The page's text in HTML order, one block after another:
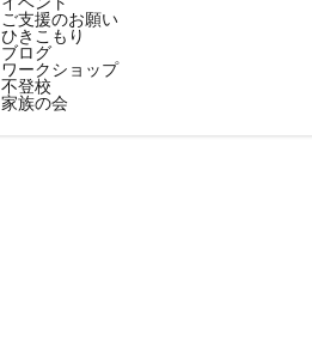
ご支援のお願い
ひきこもり
ブログ
ワークショップ
不登校
家族の会